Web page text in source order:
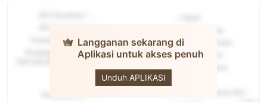
Langganan sekarang di
Aplikasi untuk akses penuh
Unduh APLIKASI
EDGE